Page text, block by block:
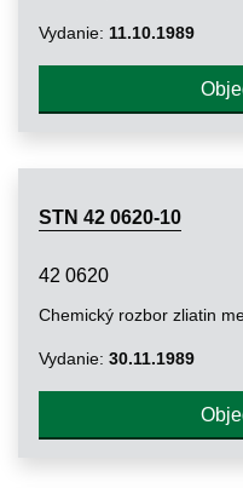
Vydanie: 11.10.1989
STN 42 0620-10
42 0620
Chemický rozbor zliatin
Vydanie: 30.11.1989